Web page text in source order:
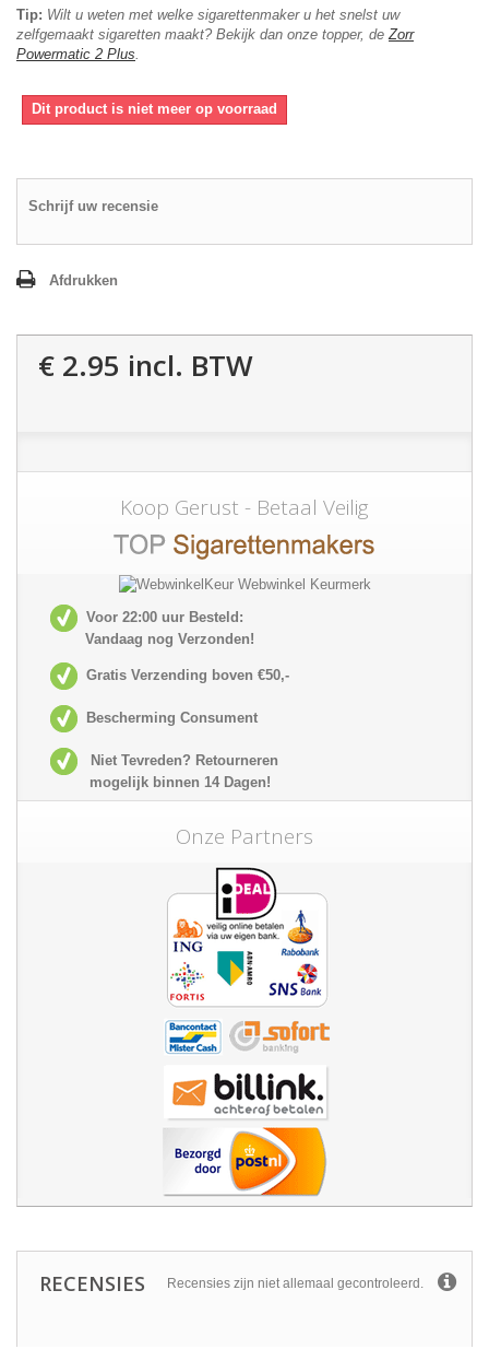
Tip: Wilt u weten met welke sigarettenmaker u het snelst uw
zelfgemaakt sigaretten maakt? Bekijk dan onze topper, deZorr
Powermatic 2 Plus.
Dit product is niet meer op voorraad
Schrijf uw recensie
Afdrukken
€ 2.95 incl. BTW
Koop Gerust - Betaal Veilig
Voor 22:00 uur Besteld:
Vandaag nog Verzonden!
Gratis Verzending boven €50,-
Bescherming Consument
Niet Tevreden? Retourneren
mogelijk binnen 14 Dagen!
Onze Partners
RECENSIES Recensies zijn niet allemaal gecontroleerd.